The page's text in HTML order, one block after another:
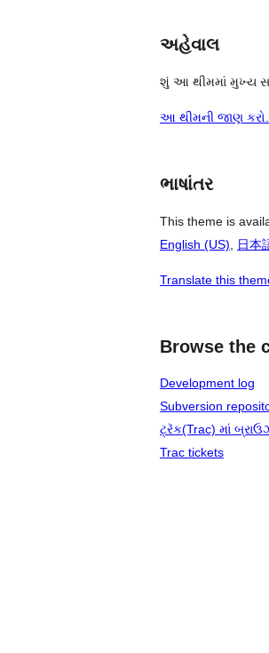
અહેવાલ
શું આ થીમમાં મુખ્ય
આ થીમની જાણ કરો.
ભાષાંતર
This theme is
English (US)
日本
Translate this
Browse the
Development log
Subversion
ટ્રૅક(Trac) માં
Trac tickets